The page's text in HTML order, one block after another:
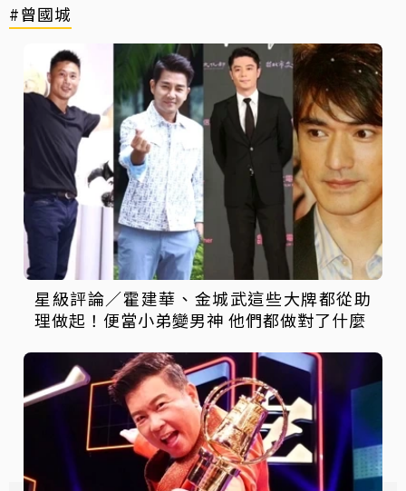
#曾國城
星級評論／霍建華、金城武這些大牌都從助
理做起！便當小弟變男神 他們都做對了什麼